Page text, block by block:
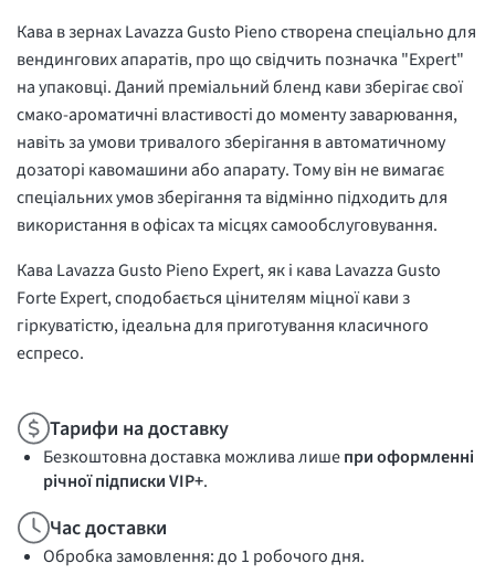
Кава в зернах Lavazza Gusto Pieno створена спеціально для
вендингових апаратів, про що свідчить позначка "Expert"
на упаковці. Даний преміальний бленд кави зберігає свої
смако-ароматичні властивості до моменту заварювання,
навіть за умови тривалого зберігання в автоматичному
дозаторі кавомашини або апарату. Тому він не вимагає
спеціальних умов зберігання та відмінно підходить для
використання в офісах та місцях самообслуговування.
Кава Lavazza Gusto Pieno Expert, як і кава Lavazza Gusto
Forte Expert, сподобається цінителям міцної кави з
гіркуватістю, ідеальна для приготування класичного
еспресо.
Тарифи на доставку
Безкоштовна доставка можлива лишепри оформленні
річної підписки VIP+.
Час доставки
Обробка замовлення: до 1 робочого дня.